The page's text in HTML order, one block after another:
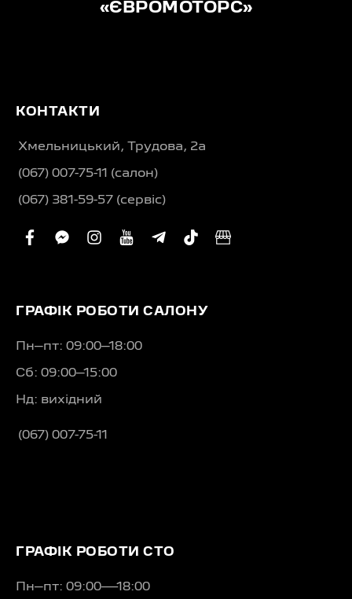
«ЄВРОМОТОРС»
КОНТАКТИ
Хмельницький, Трудова, 2а
(067) 007-75-11 (салон)
(067) 381-59-57 (сервіс)
facebook
facebook-
instagram
youtube
telegram-
tiktokbusiness
ГРАФІК РОБОТИ САЛОНУ
Пн–пт: 09:00–18:00
Сб: 09:00–15:00
Нд: вихідний
(067) 007-75-11
ГРАФІК РОБОТИ СТО
Пн–пт: 09:00—18:00